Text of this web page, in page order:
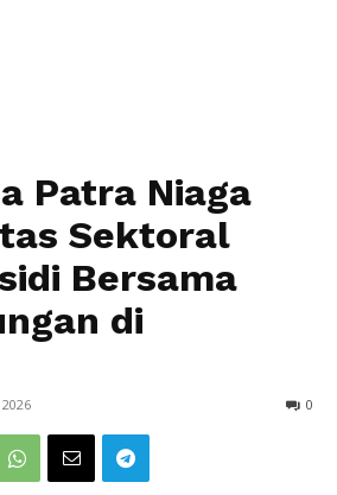
Patra Niaga
Sektoral
Bersama
di
0